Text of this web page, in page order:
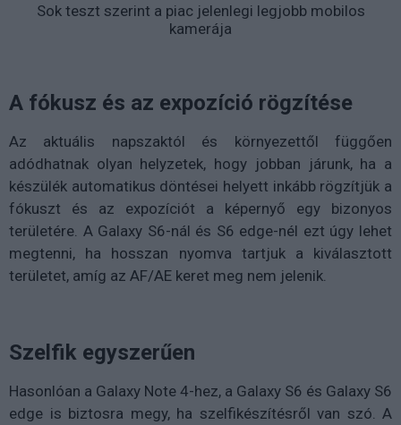
Sok teszt szerint a piac jelenlegi legjobb mobilos
kamerája
A fókusz és az expozíció rögzítése
Az aktuális napszaktól és környezettől függően
adódhatnak olyan helyzetek, hogy jobban járunk, ha a
készülék automatikus döntései helyett inkább rögzítjük a
fókuszt és az expozíciót a képernyő egy bizonyos
területére. A Galaxy S6-nál és S6 edge-nél ezt úgy lehet
megtenni, ha hosszan nyomva tartjuk a kiválasztott
területet, amíg az AF/AE keret meg nem jelenik.
Szelfik egyszerűen
Hasonlóan a Galaxy Note 4-hez, a Galaxy S6 és Galaxy S6
edge is biztosra megy, ha szelfikészítésről van szó. A